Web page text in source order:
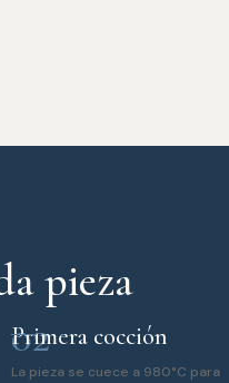
pieza
02
Primera cocción
La pieza se cuece a 980°C para